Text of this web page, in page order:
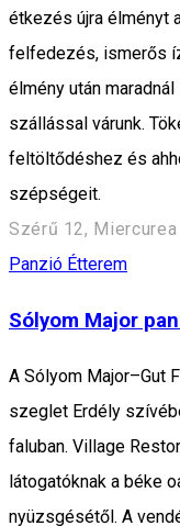
étkezés újra élményt
felfedezés, ismerős
élmény után
szállással várunk.
feltöltődéshez és
szépségeit.
Szérű 12,
Panzió Étterem
Sólyom Major
A Sólyom Major–Gut
szeglet Erdély
faluban. Village
látogatóknak a béke
nyüzsgésétől. A